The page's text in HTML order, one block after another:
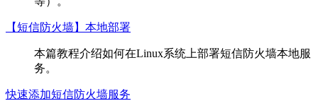
【短信防火墙】本地部署
本篇教程介绍如何在Linux系统上部署短信防火墙本地服
务。
快速添加短信防火墙服务